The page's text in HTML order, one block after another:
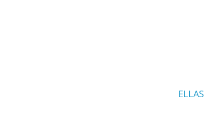
ELLAS